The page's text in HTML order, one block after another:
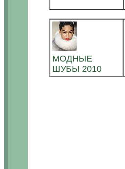
МОДНЫЕ
ШУБЫ 2010